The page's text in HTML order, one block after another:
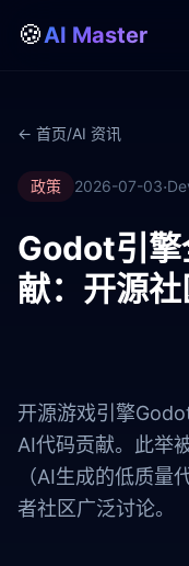
🍪AI Master
← 首页/AI 资讯
政策 2026-07-03·
Godot引擎
献：开源
开源游戏引擎
AI代码贡献。此举
（AI生成的低质量
者社区广泛讨论。